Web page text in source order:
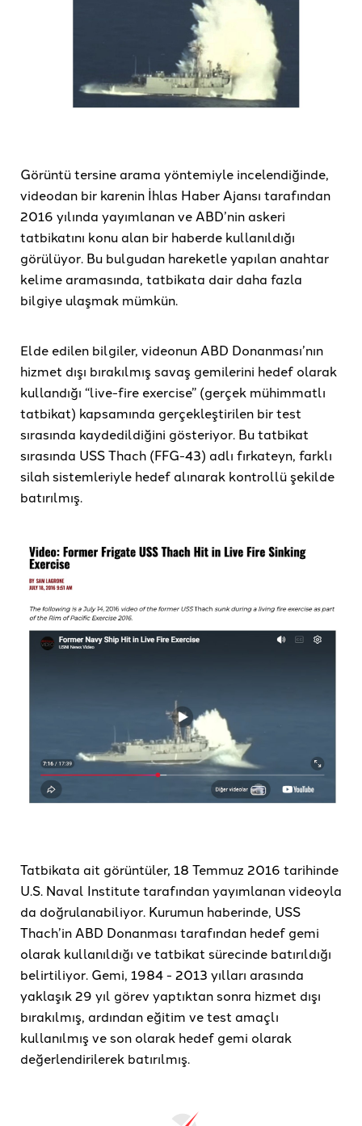
Görüntü tersine arama yöntemiyle incelendiğinde,
videodan bir karenin İhlas Haber Ajansı tarafından
2016 yılında yayımlanan ve ABD’nin askeri
tatbikatını konu alan bir haberde kullanıldığı
görülüyor. Bu bulgudan hareketle yapılan anahtar
kelime aramasında, tatbikata dair daha fazla
bilgiye ulaşmak mümkün.
Elde edilen bilgiler, videonun ABD Donanması’nın
hizmet dışı bırakılmış savaş gemilerini hedef olarak
kullandığı “live-fire exercise” (gerçek mühimmatlı
tatbikat) kapsamında gerçekleştirilen bir test
sırasında kaydedildiğini gösteriyor. Bu tatbikat
sırasında USS Thach (FFG-43) adlı fırkateyn, farklı
silah sistemleriyle hedef alınarak kontrollü şekilde
batırılmış.
Tatbikata ait görüntüler, 18 Temmuz 2016 tarihinde
U.S. Naval Institute tarafından yayımlanan videoyla
da doğrulanabiliyor. Kurumun haberinde, USS
Thach’in ABD Donanması tarafından hedef gemi
olarak kullanıldığı ve tatbikat sürecinde batırıldığı
belirtiliyor. Gemi, 1984 - 2013 yılları arasında
yaklaşık 29 yıl görev yaptıktan sonra hizmet dışı
bırakılmış, ardından eğitim ve test amaçlı
kullanılmış ve son olarak hedef gemi olarak
değerlendirilerek batırılmış.